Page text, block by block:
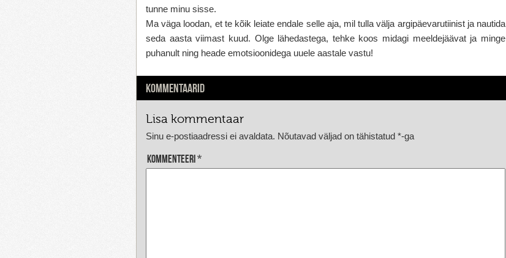
tunne minu sisse.
Ma väga loodan, et te kõik leiate endale selle aja, mil tulla välja argipäevarutiinist ja nautida
seda aasta viimast kuud. Olge lähedastega, tehke koos midagi meeldejäävat ja minge
puhanult ning heade emotsioonidega uuele aastale vastu!
KOMMENTAARID
Lisa kommentaar
Sinu e-postiaadressi ei avaldata. Nõutavad väljad on tähistatud *-ga
Kommenteeri*